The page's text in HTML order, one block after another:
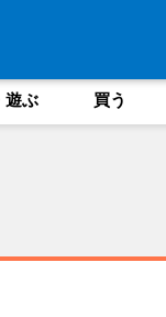
遊ぶ 買う